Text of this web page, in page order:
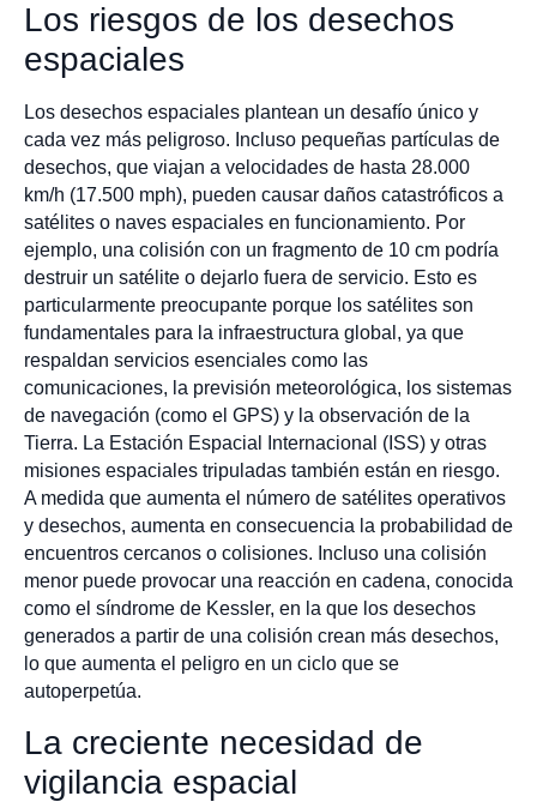
Los riesgos de los desechos
espaciales
Los desechos espaciales plantean un desafío único y
cada vez más peligroso. Incluso pequeñas partículas de
desechos, que viajan a velocidades de hasta 28.000
km/h (17.500 mph), pueden causar daños catastróficos a
satélites o naves espaciales en funcionamiento. Por
ejemplo, una colisión con un fragmento de 10 cm podría
destruir un satélite o dejarlo fuera de servicio. Esto es
particularmente preocupante porque los satélites son
fundamentales para la infraestructura global, ya que
respaldan servicios esenciales como las
comunicaciones, la previsión meteorológica, los sistemas
de navegación (como el GPS) y la observación de la
Tierra. La Estación Espacial Internacional (ISS) y otras
misiones espaciales tripuladas también están en riesgo.
A medida que aumenta el número de satélites operativos
y desechos, aumenta en consecuencia la probabilidad de
encuentros cercanos o colisiones. Incluso una colisión
menor puede provocar una reacción en cadena, conocida
como el síndrome de Kessler, en la que los desechos
generados a partir de una colisión crean más desechos,
lo que aumenta el peligro en un ciclo que se
autoperpetúa.
La creciente necesidad de
vigilancia espacial